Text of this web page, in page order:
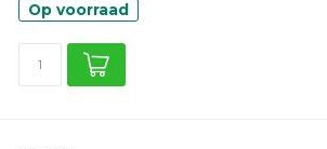
Op voorraad